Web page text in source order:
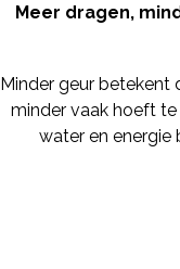
Meer dragen,
Minder geur betekent
minder vaak hoeft
water en energie